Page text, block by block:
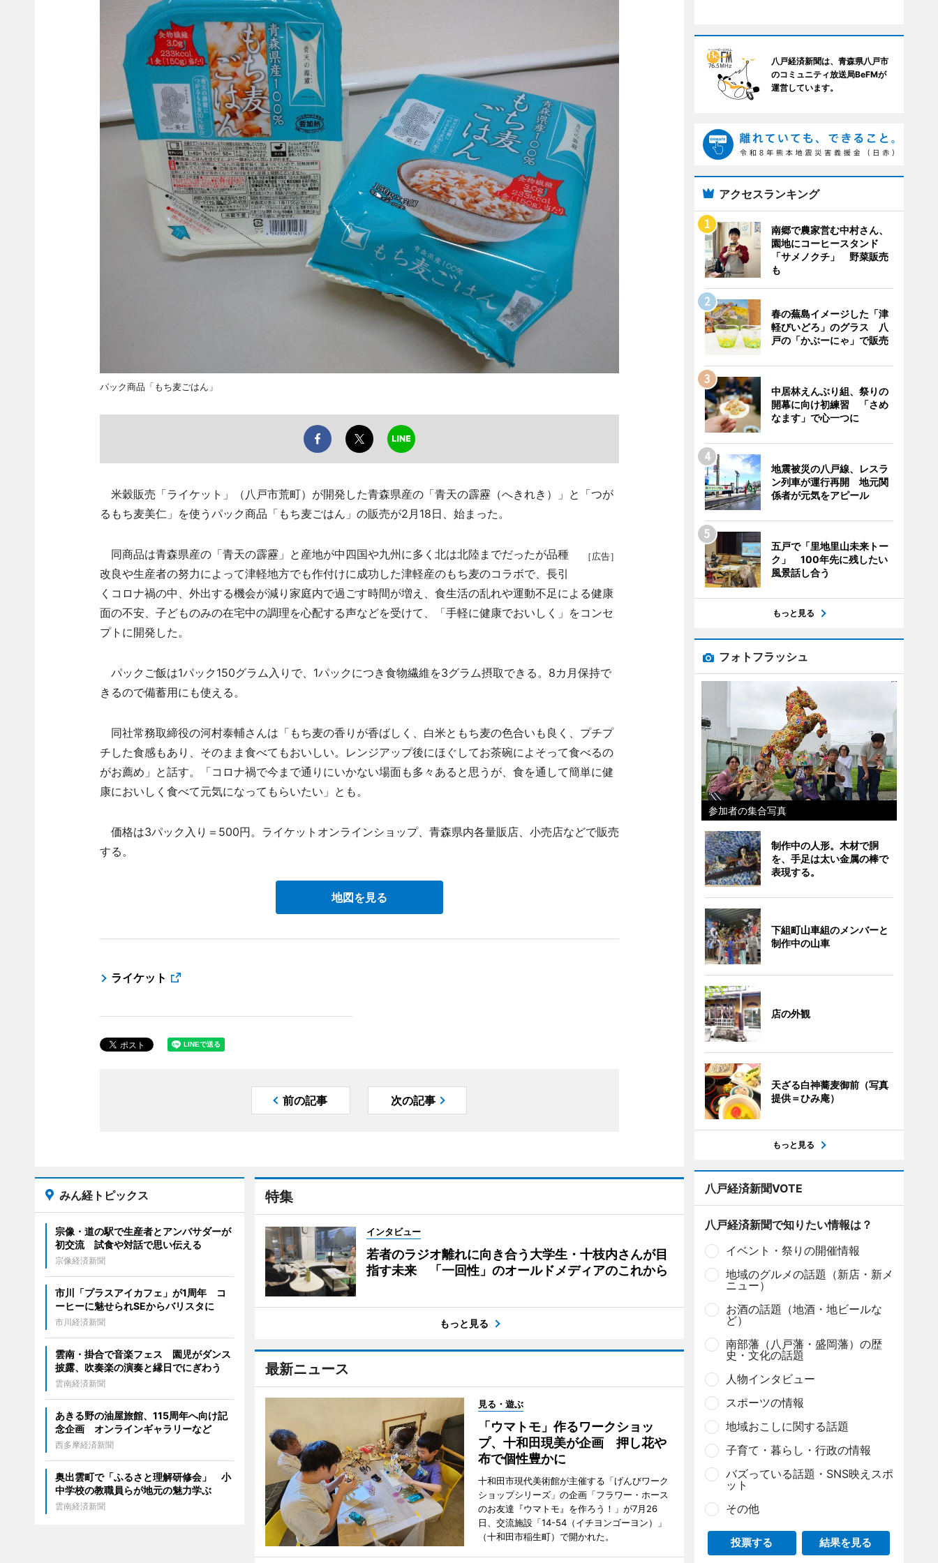
パック商品「もち麦ごはん」
米穀販売「ライケット」（八戸市荒町）が開発した青森県産の「青天の霹靂（へきれき）」と「つが
るもち麦美仁」を使うパック商品「もち麦ごはん」の販売が2月18日、始まった。
［広告］
同商品は青森県産の「青天の霹靂」と産地が中四国や九州に多く北は北陸までだったが品種
改良や生産者の努力によって津軽地方でも作付けに成功した津軽産のもち麦のコラボで、長引
くコロナ禍の中、外出する機会が減り家庭内で過ごす時間が増え、食生活の乱れや運動不足による健康
面の不安、子どものみの在宅中の調理を心配する声などを受けて、「手軽に健康でおいしく」をコンセ
プトに開発した。
パックご飯は1パック150グラム入りで、1パックにつき食物繊維を3グラム摂取できる。8カ月保持で
きるので備蓄用にも使える。
同社常務取締役の河村泰輔さんは「もち麦の香りが香ばしく、白米ともち麦の色合いも良く、プチプ
チした食感もあり、そのまま食べてもおいしい。レンジアップ後にほぐしてお茶碗によそって食べるの
がお薦め」と話す。「コロナ禍で今まで通りにいかない場面も多々あると思うが、食を通して簡単に健
康においしく食べて元気になってもらいたい」とも。
価格は3パック入り＝500円。ライケットオンラインショップ、青森県内各量販店、小売店などで販売
する。
地図を見る
ライケット
前の記事 次の記事
特集
インタビュー
若者のラジオ離れに向き合う大学生・十枝内さんが目
指す未来 「一回性」のオールドメディアのこれから
もっと見る
最新ニュース
見る・遊ぶ
「ウマトモ」作るワークショッ
プ、十和田現美が企画 押し花や
布で個性豊かに
十和田市現代美術館が主催する「げんびワーク
ショップシリーズ」の企画「フラワー・ホース
のお友達『ウマトモ』を作ろう！」が7月26
日、交流施設「14-54（イチヨンゴーヨン）」
（十和田市稲生町）で開かれた。
みん経トピックス
宗像・道の駅で生産者とアンバサダーが
初交流 試食や対話で思い伝える
宗像経済新聞
市川「プラスアイカフェ」が1周年 コ
ーヒーに魅せられSEからバリスタに
市川経済新聞
雲南・掛合で音楽フェス 園児がダンス
披露、吹奏楽の演奏と縁日でにぎわう
雲南経済新聞
あきる野の油屋旅館、115周年へ向け記
念企画 オンラインギャラリーなど
西多摩経済新聞
奥出雲町で「ふるさと理解研修会」 小
中学校の教職員らが地元の魅力学ぶ
雲南経済新聞
八戸経済新聞は、青森県八戸市
のコミュニティ放送局BeFMが
運営しています。
アクセスランキング
南郷で農家営む中村さん、
園地にコーヒースタンド
「サメノクチ」 野菜販売
も
春の蕪島イメージした「津
軽びいどろ」のグラス 八
戸の「かぶーにゃ」で販売
中居林えんぶり組、祭りの
開幕に向け初練習 「さめ
なます」で心一つに
地震被災の八戸線、レスラ
ン列車が運行再開 地元関
係者が元気をアピール
五戸で「里地里山未来トー
ク」 100年先に残したい
風景話し合う
もっと見る
フォトフラッシュ
参加者の集合写真
制作中の人形。木材で胴
を、手足は太い金属の棒で
表現する。
下組町山車組のメンバーと
制作中の山車
店の外観
天ざる白神蕎麦御前（写真
提供＝ひみ庵）
もっと見る
八戸経済新聞VOTE
八戸経済新聞で知りたい情報は？
イベント・祭りの開催情報
地域のグルメの話題（新店・新メ
ニュー）
お酒の話題（地酒・地ビールな
ど）
南部藩（八戸藩・盛岡藩）の歴
史・文化の話題
人物インタビュー
スポーツの情報
地域おこしに関する話題
子育て・暮らし・行政の情報
バズっている話題・SNS映えスポ
ット
その他
投票する 結果を見る